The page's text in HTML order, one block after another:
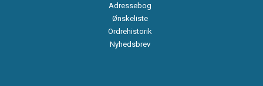
Adressebog
Ønskeliste
Ordrehistorik
Nyhedsbrev